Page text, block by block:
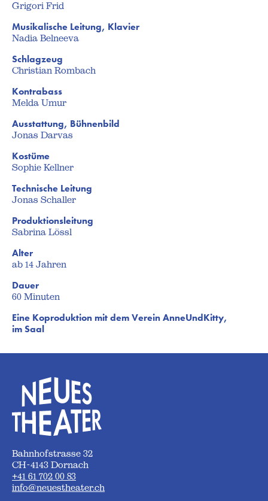
Grigori Frid
Musikalische Leitung, Klavier
Nadia Belneeva
Schlagzeug
Christian Rombach
Kontrabass
Melda Umur
Ausstattung, Bühnenbild
Jonas Darvas
Kostüme
Sophie Kellner
Technische Leitung
Jonas Schaller
Produktionsleitung
Sabrina Lössl
Alter
ab 14 Jahren
Dauer
60 Minuten
Eine Koproduktion mit dem Verein AnneUndKitty,
im Saal
Bahnhofstrasse 32
CH-4143 Dornach
+41 61 702 00 83
info@neuestheater.ch